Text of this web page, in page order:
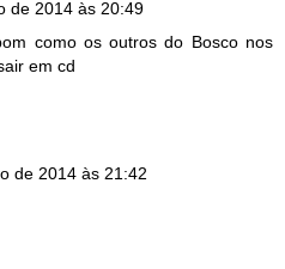
de 2014 às 20:49
como os outros do Bosco nos
em cd
de 2014 às 21:42